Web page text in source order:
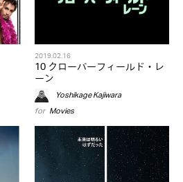
2019.02.16
10 クローバーフィールド・レ
ーン
Yoshikage Kajiwara
for Movies